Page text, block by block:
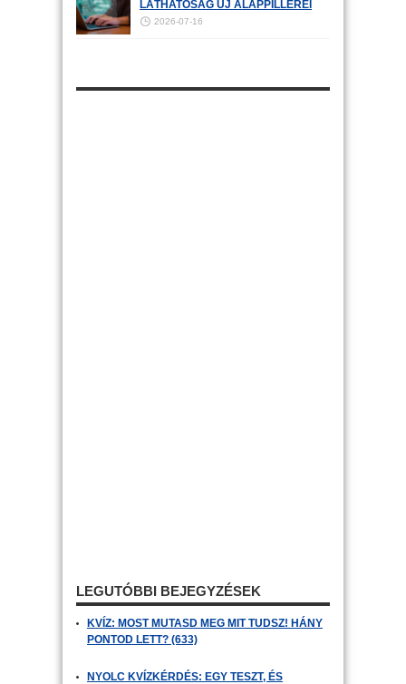
LÁTHATÓSÁG ÚJ ALAPPILLÉREI
2026-07-16
LEGUTÓBBI BEJEGYZÉSEK
KVÍZ: MOST MUTASD MEG MIT TUDSZ! HÁNY
PONTOD LETT? (633)
NYOLC KVÍZKÉRDÉS: EGY TESZT, ÉS